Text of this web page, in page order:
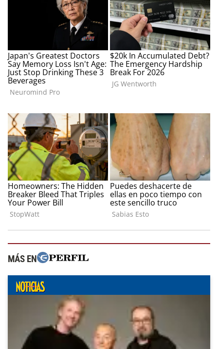
MÁS EN